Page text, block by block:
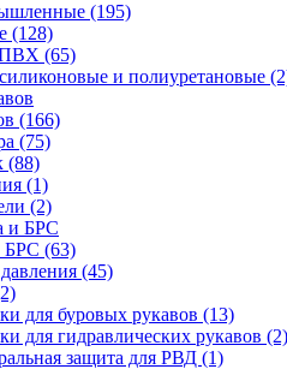
(195)
(128)
ПВХ (65)
и полиуретановые
(166)
(75)
(88)
(1)
(2)
БРС (63)
(45)
для буровых рукавов (13)
для гидравлических рукавов (2)
защита для РВД (1)